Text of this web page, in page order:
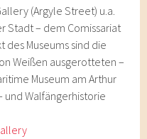
(Argyle Street) u.a.
Stadt – dem Comissariat
des Museums sind die
Weißen ausgerotteten –
Museum am Arthur
und Walfängerhistorie